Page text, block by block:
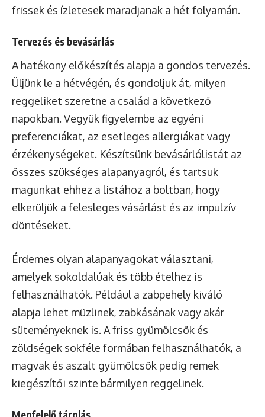
frissek és ízletesek maradjanak a hét folyamán.
Tervezés és bevásárlás
A hatékony előkészítés alapja a gondos tervezés.
Üljünk le a hétvégén, és gondoljuk át, milyen
reggeliket szeretne a család a következő
napokban. Vegyük figyelembe az egyéni
preferenciákat, az esetleges allergiákat vagy
érzékenységeket. Készítsünk bevásárlólistát az
összes szükséges alapanyagról, és tartsuk
magunkat ehhez a listához a boltban, hogy
elkerüljük a felesleges vásárlást és az impulzív
döntéseket.
Érdemes olyan alapanyagokat választani,
amelyek sokoldalúak és több ételhez is
felhasználhatók. Például a zabpehely kiváló
alapja lehet müzlinek, zabkásának vagy akár
süteményeknek is. A friss gyümölcsök és
zöldségek sokféle formában felhasználhatók, a
magvak és aszalt gyümölcsök pedig remek
kiegészítői szinte bármilyen reggelinek.